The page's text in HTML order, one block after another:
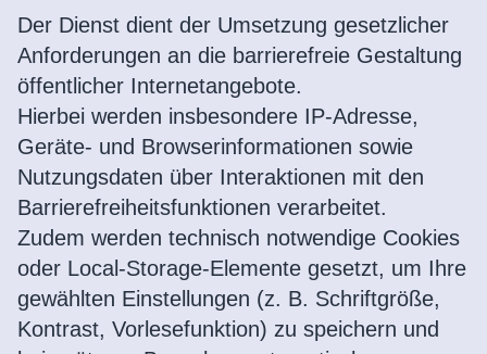
Der Dienst dient der Umsetzung gesetzlicher
Anforderungen an die barrierefreie Gestaltung
öffentlicher Internetangebote.
Hierbei werden insbesondere IP-Adresse,
Geräte- und Browserinformationen sowie
Nutzungsdaten über Interaktionen mit den
Barrierefreiheitsfunktionen verarbeitet.
Zudem werden technisch notwendige Cookies
oder Local-Storage-Elemente gesetzt, um Ihre
gewählten Einstellungen (z. B. Schriftgröße,
Kontrast, Vorlesefunktion) zu speichern und